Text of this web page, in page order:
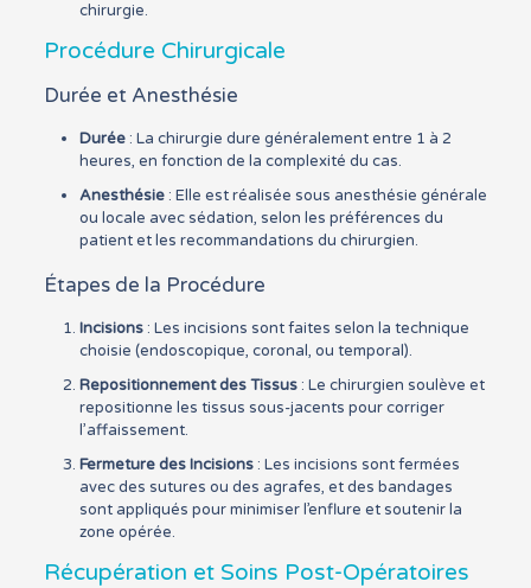
chirurgie.
Procédure Chirurgicale
Durée et Anesthésie
Durée: La chirurgie dure généralement entre 1 à 2
heures, en fonction de la complexité du cas.
Anesthésie: Elle est réalisée sous anesthésie générale
ou locale avec sédation, selon les préférences du
patient et les recommandations du chirurgien.
Étapes de la Procédure
Incisions: Les incisions sont faites selon la technique
choisie (endoscopique, coronal, ou temporal).
Repositionnement des Tissus: Le chirurgien soulève et
repositionne les tissus sous-jacents pour corriger
l’affaissement.
Fermeture des Incisions: Les incisions sont fermées
avec des sutures ou des agrafes, et des bandages
sont appliqués pour minimiser l’enflure et soutenir la
zone opérée.
Récupération et Soins Post-Opératoires